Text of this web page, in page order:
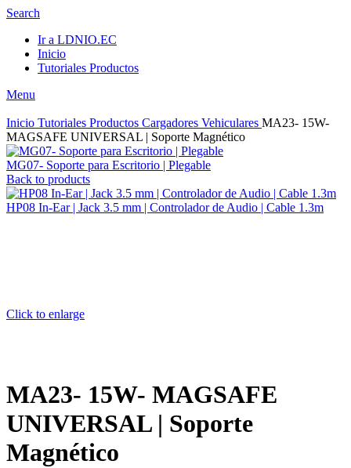
Search
Ir a LDNIO.EC
Inicio
Tutoriales Productos
Menu
Inicio Tutoriales Productos Cargadores Vehiculares MA23- 15W-
MAGSAFE UNIVERSAL | Soporte Magnético
MG07- Soporte para Escritorio | Plegable
Back to products
HP08 In-Ear | Jack 3.5 mm | Controlador de Audio | Cable 1.3m
Click to enlarge
MA23- 15W- MAGSAFE
UNIVERSAL | Soporte
Magnético